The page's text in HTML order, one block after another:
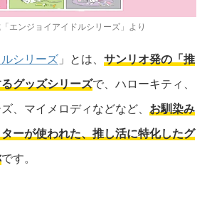
エンジョイアイドルシリーズ」より
シリーズ 」とは、 サンリオ発の「推
グッズシリーズで、ハローキティ、
、マイメロディなどなど、 お馴染み
ーが使われた、推し活に特化したグ
です。